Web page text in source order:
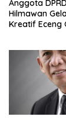
Anggota
Hilmawan
Kreatif Eceng